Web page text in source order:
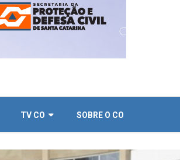
TV CO SOBRE O CO